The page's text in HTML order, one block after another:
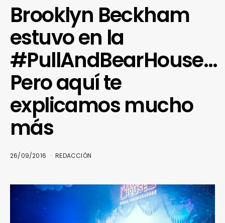
Brooklyn Beckham
estuvo en la
#PullAndBearHouse…
Pero aquí te
explicamos mucho
más
26/09/2016 REDACCIÓN